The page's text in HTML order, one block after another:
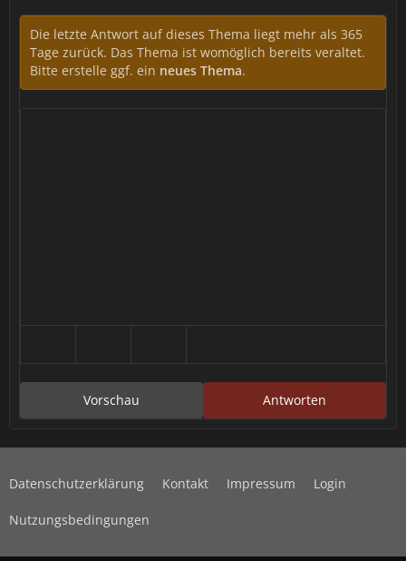
Die letzte Antwort auf dieses Thema liegt mehr als 365
Tage zurück. Das Thema ist womöglich bereits veraltet.
Bitte erstelle ggf. ein neues Thema.
Antworten
Vorschau
Datenschutzerklärung Kontakt Impressum Login
Nutzungsbedingungen